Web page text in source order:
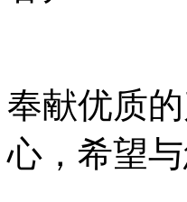
奉献优质
心，希望